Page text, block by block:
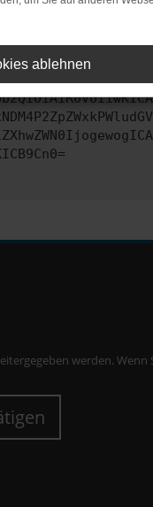
das
werden.
ablehnen